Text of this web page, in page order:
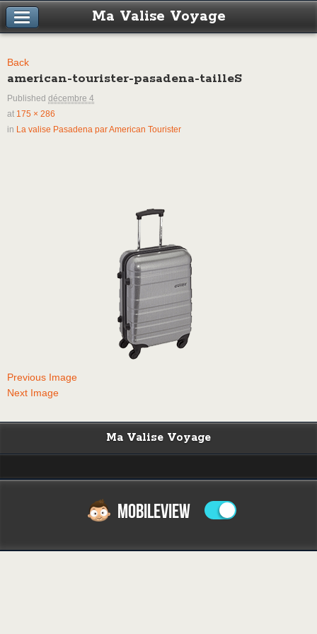
Ma Valise Voyage
Back
american-tourister-pasadena-tailleS
Published décembre 4
at 175 × 286
in La valise Pasadena par American Tourister
Previous Image
Next Image
Ma Valise Voyage
MOBILEVIEW